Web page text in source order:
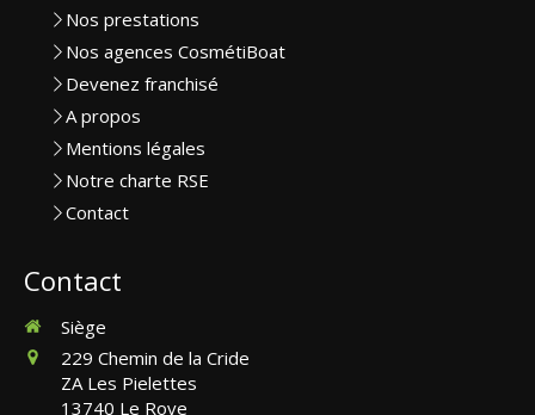
Nos prestations
Nos agences CosmétiBoat
Devenez franchisé
A propos
Mentions légales
Notre charte RSE
Contact
Contact
Siège
229 Chemin de la Cride
ZA Les Pielettes
13740 Le Rove